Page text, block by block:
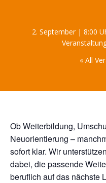
2. September | 8:00
« All
Ob Weiterbildung,
Neuorientierung –
sofort klar. Wir
dabei, die passende
beruflich auf das nächste